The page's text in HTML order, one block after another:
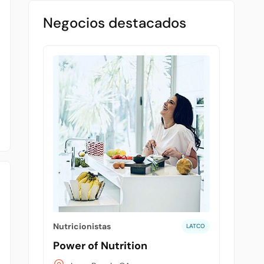
Negocios destacados
Nutricionistas LATCO
Power of Nutrition